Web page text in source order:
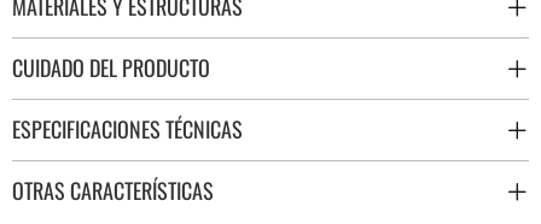
CUIDADO DEL PRODUCTO
ESPECIFICACIONES TÉCNICAS
OTRAS CARACTERÍSTICAS